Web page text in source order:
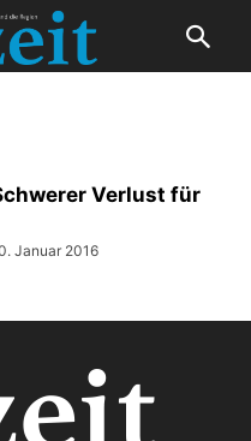
Verlust für
Januar 2016